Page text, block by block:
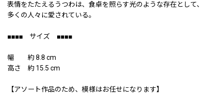
表情をたたえるうつわは、食卓を照らす光のような存在として、
多くの人々に愛されている。
■■■■ サイズ ■■■■
幅 約 8.8 cm
高さ 約 15.5 cm
【アソート作品のため、模様はお任せになります】